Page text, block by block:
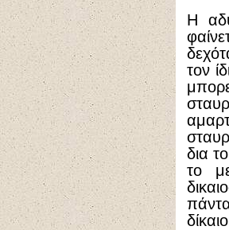
Η
τον
δια
το